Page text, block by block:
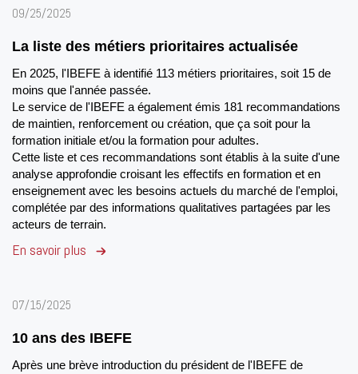
09/25/2025
La liste des métiers prioritaires actualisée
En 2025, l'IBEFE à identifié 113 métiers prioritaires, soit 15 de
moins que l'année passée.
Le service de l'IBEFE a également émis 181 recommandations
de maintien, renforcement ou création, que ça soit pour la
formation initiale et/ou la formation pour adultes.
Cette liste et ces recommandations sont établis à la suite d'une
analyse approfondie croisant les effectifs en formation et en
enseignement avec les besoins actuels du marché de l'emploi,
complétée par des informations qualitatives partagées par les
acteurs de terrain.
En savoir plus
07/15/2025
10 ans des IBEFE
Après une brève introduction du président de l'IBEFE de